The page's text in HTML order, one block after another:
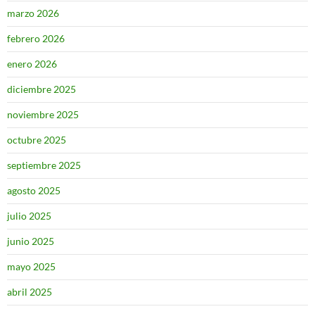
marzo 2026
febrero 2026
enero 2026
diciembre 2025
noviembre 2025
octubre 2025
septiembre 2025
agosto 2025
julio 2025
junio 2025
mayo 2025
abril 2025